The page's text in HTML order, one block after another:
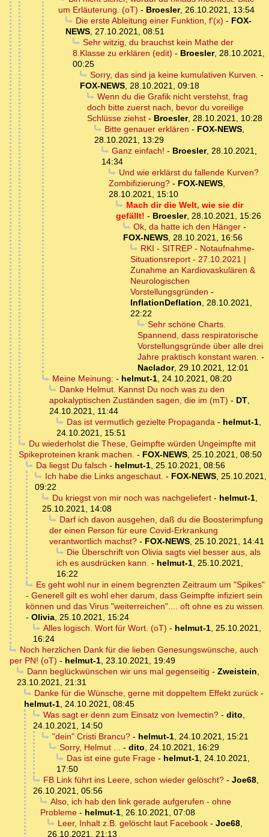
um Erläuterung. (oT) - Broesler, 26.10.2021, 13:54
Die erste Ableitung einer Funktion, f'(x) - FOX-
NEWS, 27.10.2021, 08:51
Sehr witzig, du brauchst kein Mathe der
8.Klasse zu erklären (edit) - Broesler, 28.10.2021,
00:25
Sorry, das sind ja keine kumulativen Kurven. -
FOX-NEWS, 28.10.2021, 09:18
Wenn du die Grafik nicht verstehst, frag
doch bitte zuerst nach, bevor du voreilige
Schlüsse ziehst - Broesler, 28.10.2021, 10:28
Bitte genauer erklären - FOX-NEWS,
28.10.2021, 13:29
Ganz einfach! - Broesler, 28.10.2021,
14:34
Und wie erklärst du fallende Kurven?
Zombifizierung? - FOX-NEWS,
28.10.2021, 15:10
Mach dir die Welt, wie sie dir
gefällt! - Broesler, 28.10.2021, 15:26
Ok, da hatte ich den Hänger-
FOX-NEWS, 28.10.2021, 16:56
RKI - SITREP - Notaufnahme-
Situationsreport - 27.10.2021 |
Zunahme an Kardiovaskulären &
Neurologischen
Vorstellungsgründen -
InflationDeflation, 28.10.2021,
22:22
Sehr schöne Charts.
Spannend, dass respiratorische
Vorstellungsgründe über alle drei
Jahre praktisch konstant waren. -
Naclador, 29.10.2021, 12:01
Meine Meinung: - helmut-1, 24.10.2021, 08:20
Danke Helmut. Kannst Du noch was zu den
apokalyptischen Zuständen sagen, die im (mT) - DT,
24.10.2021, 11:44
Das ist vermutlich gezielte Propaganda- helmut-1,
24.10.2021, 15:51
Du wiederholst die These, Geimpfte würden Ungeimpfte mit
Spikeproteinen krank machen. - FOX-NEWS, 25.10.2021, 08:50
Da liegst Du falsch - helmut-1, 25.10.2021, 08:56
Ich habe die Links angeschaut. - FOX-NEWS, 25.10.2021,
09:22
Du kriegst von mir noch was nachgeliefert- helmut-1,
25.10.2021, 14:08
Darf ich davon ausgehen, daß du die Boosterimpfung
der einen Person für eure Covid-Erkrankung
verantwortlich machst? - FOX-NEWS, 25.10.2021, 14:41
Die Überschrift von Olivia sagts viel besser aus, als
ich es ausdrücken kann. - helmut-1, 25.10.2021,
16:22
Es geht wohl nur in einem begrenzten Zeitraum um "Spikes"
- Generell gilt es wohl eher darum, dass Geimpfte infiziert sein
können und das Virus "weiterreichen".... oft ohne es zu wissen.
- Olivia, 25.10.2021, 15:24
Alles logisch. Wort für Wort. (oT) - helmut-1, 25.10.2021,
16:24
Noch herzlichen Dank für die lieben Genesungswünsche, auch
per PN! (oT) - helmut-1, 23.10.2021, 19:49
Dann beglückwünschen wir uns mal gegenseitig - Zweistein,
23.10.2021, 21:31
Danke für die Wünsche, gerne mit doppeltem Effekt zurück-
helmut-1, 24.10.2021, 08:45
Was sagt er denn zum Einsatz von Ivemectin?- dito,
24.10.2021, 14:50
"dein" Cristi Brancu?- helmut-1, 24.10.2021, 15:21
Sorry, Helmut ... - dito, 24.10.2021, 16:29
Das ist eine gute Frage- helmut-1, 24.10.2021,
17:50
FB Link führt ins Leere, schon wieder gelöscht?- Joe68,
26.10.2021, 05:56
Also, ich hab den link gerade aufgerufen - ohne
Probleme - helmut-1, 26.10.2021, 07:08
Leer, Inhalt z.B. gelöscht laut Facebook- Joe68,
26.10.2021, 21:13